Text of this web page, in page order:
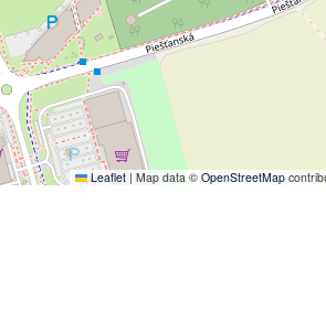
Leaflet | Map data © OpenStreetMap